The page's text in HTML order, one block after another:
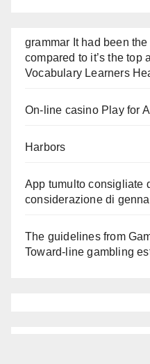
grammar It had been
compared to it’s the top
Vocabulary Learners
On-line casino Play for
Harbors
App tumulto consigliate
considerazione di
The guidelines from
Toward-line gambling